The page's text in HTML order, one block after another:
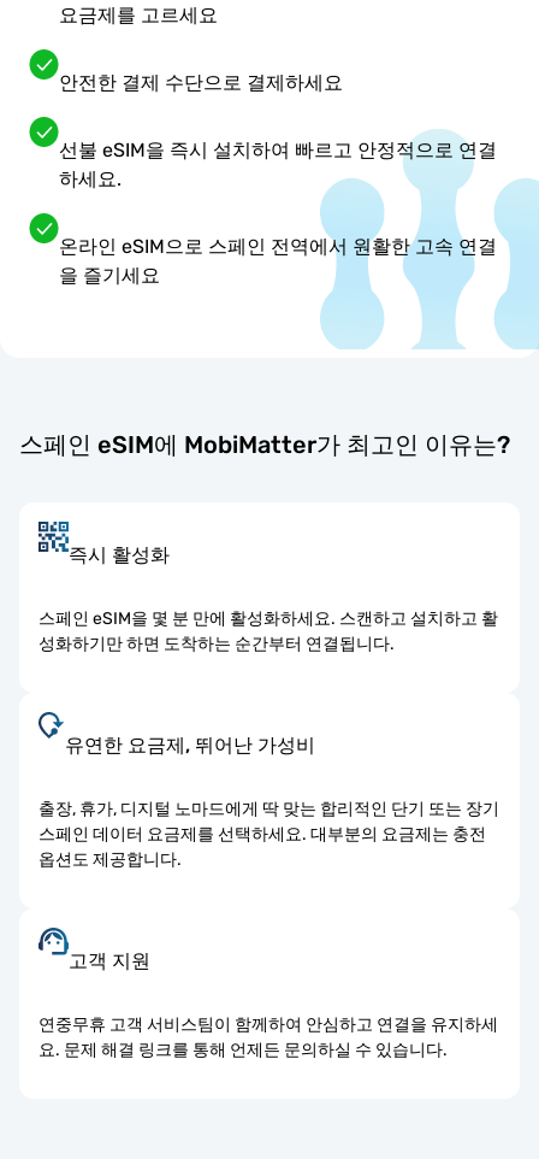
요금제를 고르세요
안전한 결제 수단으로 결제하세요
선불 eSIM을 즉시 설치하여 빠르고 안정적으로 연결
하세요.
온라인 eSIM으로 스페인 전역에서 원활한 고속 연결
을 즐기세요
스페인 eSIM에 MobiMatter가 최고인 이유는?
즉시 활성화
스페인 eSIM을 몇 분 만에 활성화하세요. 스캔하고 설치하고 활
성화하기만 하면 도착하는 순간부터 연결됩니다.
유연한 요금제, 뛰어난 가성비
출장, 휴가, 디지털 노마드에게 딱 맞는 합리적인 단기 또는 장기
스페인 데이터 요금제를 선택하세요. 대부분의 요금제는 충전
옵션도 제공합니다.
고객 지원
연중무휴 고객 서비스팀이 함께하여 안심하고 연결을 유지하세
요. 문제 해결 링크를 통해 언제든 문의하실 수 있습니다.